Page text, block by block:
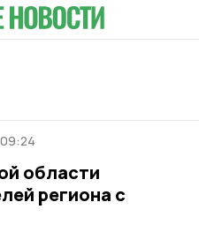
области
региона с